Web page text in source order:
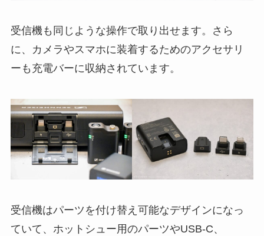
受信機も同じような操作で取り出せます。さら
に、カメラやスマホに装着するためのアクセサリ
ーも充電バーに収納されています。
受信機はパーツを付け替え可能なデザインになっ
ていて、ホットシュー用のパーツやUSB-C、